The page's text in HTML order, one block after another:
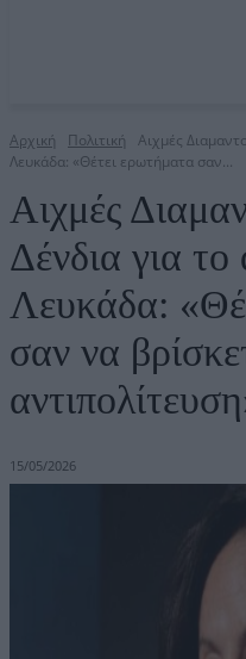
Αρχική Πολιτική
Αιχμές
Λευκάδα: «Θέτει ερωτήματα σαν...
Αιχμές
Δένδια για
Λευκάδα:
σαν να
15/05/2026